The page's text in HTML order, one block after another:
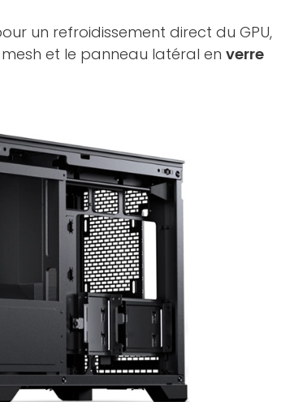
un refroidissement direct du GPU,
et le panneau latéral en verre